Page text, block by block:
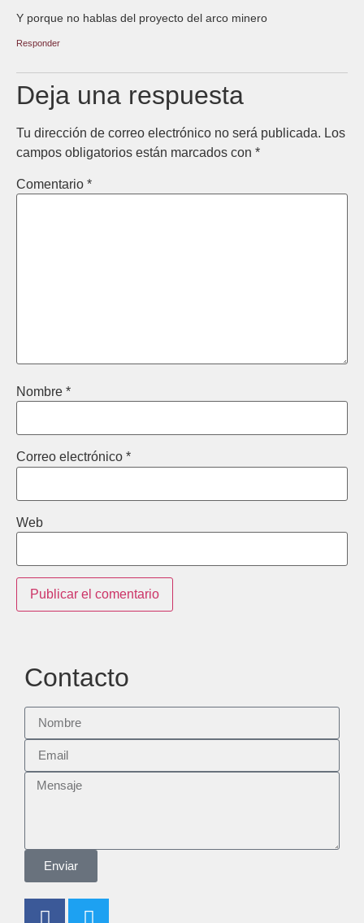
Y porque no hablas del proyecto del arco minero
Responder
Deja una respuesta
Tu dirección de correo electrónico no será publicada. Los
campos obligatorios están marcados con *
Comentario *
Nombre *
Correo electrónico *
Web
Contacto
Enviar